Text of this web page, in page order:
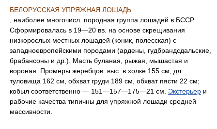
БЕЛОРУССКАЯ УПРЯЖНАЯ ЛОШАДЬ
, наиболее многочисл. породная группа лошадей в БССР.
Сформировалась в 19—20 вв. на основе скрещивания
низкорослых местных лошадей (коник, полесская) с
западноевропейскими породами (ардены, гудбрандсдальские,
брабансоны и др.). Масть буланая, рыжая, мышастая и
вороная. Промеры жеребцов: выс. в холке 155 см, дл.
туловища 162 см, обхват груди 189 см, обхват пясти 22 см;
кобыл соответственно — 151—157—175—21 см. Экстерьер и
рабочие качества типичны для упряжной лошади средней
массивности.